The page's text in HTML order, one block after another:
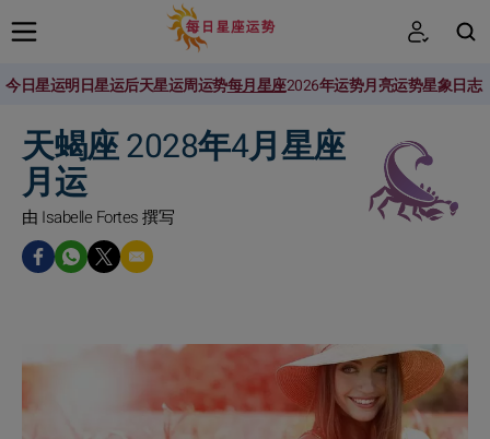
今日星运明日星运后天星运周运势每月星座2026年运势月亮运势星象日志
天蝎座 2028年4月星座
月运
由 Isabelle Fortes 撰写